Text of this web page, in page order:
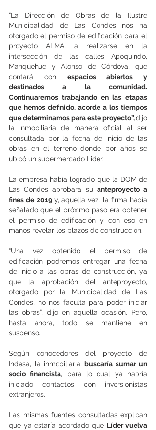
“La Dirección de Obras de la Ilustre
Municipalidad de Las Condes nos ha
otorgado el permiso de edificación para el
proyecto ALMA, a realizarse en la
intersección de las calles Apoquindo,
Manquehue y Alonso de Córdova, que
contará con espacios abiertos y
destinados a la comunidad.
Continuaremos trabajando en las etapas
que hemos definido, acorde a los tiempos
que determinamos para este proyecto”, dijo
la inmobiliaria de manera oficial al ser
consultada por la fecha de inicio de las
obras en el terreno donde por años se
ubicó un supermercado Lider.
La empresa había logrado que la DOM de
Las Condes aprobara su anteproyecto a
fines de 2019 y, aquella vez, la firma había
señalado que el próximo paso era obtener
el permiso de edificación y con eso en
manos revelar los plazos de construcción.
“Una vez obtenido el permiso de
edificación podremos entregar una fecha
de inicio a las obras de construcción, ya
que la aprobación del anteproyecto,
otorgado por la Municipalidad de Las
Condes, no nos faculta para poder iniciar
las obras”, dijo en aquella ocasión. Pero,
hasta ahora, todo se mantiene en
suspenso.
Según conocedores del proyecto de
Indesa, la inmobiliaria buscaría sumar un
socio financista, para lo cual ya habría
iniciado contactos con inversionistas
extranjeros.
Las mismas fuentes consultadas explican
que ya estaría acordado que Líder vuelva